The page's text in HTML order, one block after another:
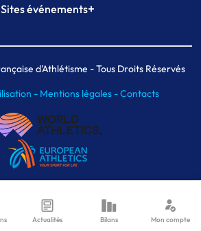
Plateforme Formation
Sites événements+
de Paris indoor
MAIF Ekiden de Paris
d'Athlétisme - Tous Droits Réservés
- Mentions légales -Contacts
Actualités Bilans Mon compte